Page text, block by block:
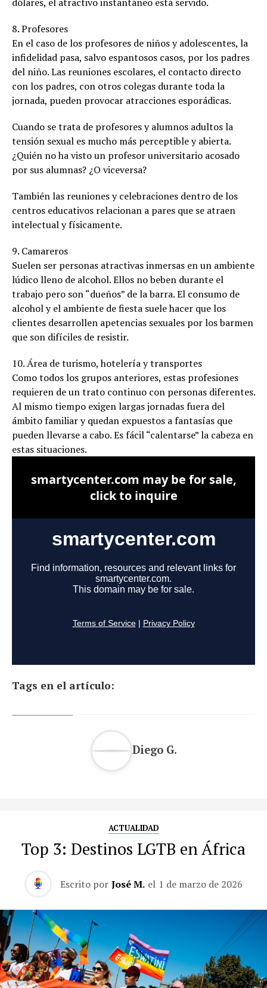
8. Profesores
En el caso de los profesores de niños y adolescentes, la
infidelidad pasa, salvo espantosos casos, por los padres
del niño. Las reuniones escolares, el contacto directo
con los padres, con otros colegas durante toda la
jornada, pueden provocar atracciones esporádicas.
Cuando se trata de profesores y alumnos adultos la
tensión sexual es mucho más perceptible y abierta.
¿Quién no ha visto un profesor universitario acosado
por sus alumnas? ¿O viceversa?
También las reuniones y celebraciones dentro de los
centros educativos relacionan a pares que se atraen
intelectual y físicamente.
9. Camareros
Suelen ser personas atractivas inmersas en un ambiente
lúdico lleno de alcohol. Ellos no beben durante el
trabajo pero son “dueños” de la barra. El consumo de
alcohol y el ambiente de fiesta suele hacer que los
clientes desarrollen apetencias sexuales por los barmen
que son difíciles de resistir.
10. Área de turismo, hotelería y transportes
Como todos los grupos anteriores, estas profesiones
requieren de un trato continuo con personas diferentes.
Al mismo tiempo exigen largas jornadas fuera del
ámbito familiar y quedan expuestos a fantasías que
pueden llevarse a cabo. Es fácil “calentarse” la cabeza en
estas situaciones.
Tags en el artículo:
Diego G.
ACTUALIDAD
Top 3: Destinos LGTB en África
Escrito por José M. el 1 de marzo de 2026